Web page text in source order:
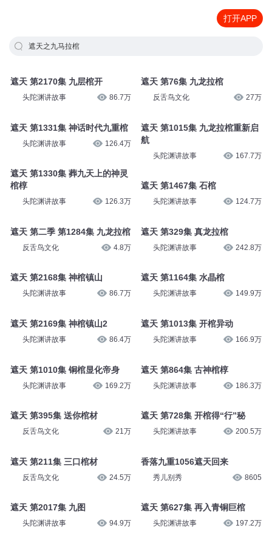
打开APP
遮天之九马拉棺
遮天 第2170集 九层棺开
头陀渊讲故事 86.7万
遮天 第1331集 神话时代九重棺
头陀渊讲故事 126.4万
遮天 第1330集 葬九天上的神灵
棺椁
头陀渊讲故事 126.3万
遮天 第二季 第1284集 九龙拉棺
反舌鸟文化 4.8万
遮天 第2168集 神棺镇山
头陀渊讲故事 86.7万
遮天 第2169集 神棺镇山2
头陀渊讲故事 86.4万
遮天 第1010集 铜棺显化帝身
头陀渊讲故事 169.2万
遮天 第395集 送你棺材
反舌鸟文化 21万
遮天 第211集 三口棺材
反舌鸟文化 24.5万
遮天 第2017集 九图
头陀渊讲故事 94.9万
遮天 第76集 九龙拉棺
反舌鸟文化 27万
遮天 第1015集 九龙拉棺重新启
航
头陀渊讲故事 167.7万
遮天 第1467集 石棺
头陀渊讲故事 124.7万
遮天 第329集 真龙拉棺
头陀渊讲故事 242.8万
遮天 第1164集 水晶棺
头陀渊讲故事 149.9万
遮天 第1013集 开棺异动
头陀渊讲故事 166.9万
遮天 第864集 古神棺椁
头陀渊讲故事 186.3万
遮天 第728集 开棺得“行”秘
头陀渊讲故事 200.5万
香落九重1056遮天回来
秀儿别秀 8605
遮天 第627集 再入青铜巨棺
头陀渊讲故事 197.2万